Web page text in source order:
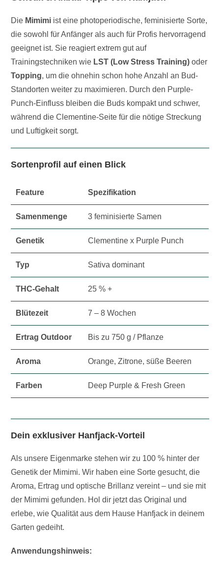
Die Mimimi ist eine photoperiodische, feminisierte Sorte,
die sowohl für Anfänger als auch für Profis hervorragend
geeignet ist. Sie reagiert extrem gut auf
Trainingstechniken wie LST (Low Stress Training) oder
Topping, um die ohnehin schon hohe Anzahl an Bud-
Standorten weiter zu maximieren. Durch den Purple-
Punch-Einfluss bleiben die Buds kompakt und schwer,
während die Clementine-Seite für die nötige Streckung
und Luftigkeit sorgt.
Sortenprofil auf einen Blick
Feature Spezifikation
Samenmenge 3 feminisierte Samen
Genetik Clementine x Purple Punch
Typ Sativa dominant
THC-Gehalt 25 % +
Blütezeit 7 – 8 Wochen
Ertrag Outdoor Bis zu 750 g / Pflanze
Aroma Orange, Zitrone, süße Beeren
Farben Deep Purple & Fresh Green
Dein exklusiver Hanfjack-Vorteil
Als unsere Eigenmarke stehen wir zu 100 % hinter der
Genetik der Mimimi. Wir haben eine Sorte gesucht, die
Aroma, Ertrag und optische Brillanz vereint – und sie mit
der Mimimi gefunden. Hol dir jetzt das Original und
erlebe, wie Qualität aus dem Hause Hanfjack in deinem
Garten gedeiht.
Anwendungshinweis: